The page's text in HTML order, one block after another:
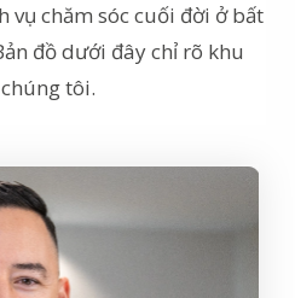
vụ chăm sóc cuối đời ở bất
đồ dưới đây chỉ rõ khu
tôi.